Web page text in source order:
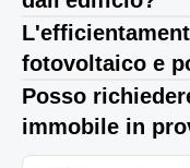
fotovoltaico e
Posso
immobile in